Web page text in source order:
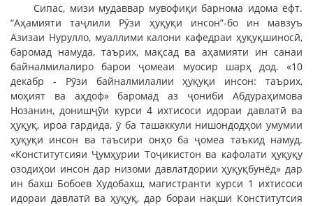
Сипас, мизи мудаввар мувофиқи барнома идома ёфт.
“Аҳамияти таҷлили Рӯзи ҳуқуқи инсон”-бо ин мавзуъ
Азизаи Нурулло, муаллими калони кафедраи ҳуқуқшиносӣ,
баромад намуда, таърих, мақсад ва аҳамияти ин санаи
байналмилалиро барои ҷомеаи муосир шарҳ дод. «10
декабр - Рӯзи байналмилалии ҳуқуқи инсон: таърих,
моҳият ва аҳдоф» баромад аз ҷониби Абдураҳимова
Нозанин, донишҷӯи курси 4 ихтисоси идораи давлатӣ ва
ҳуқуқ, ироа гардида, ӯ ба ташаккули нишондодҳои умумии
ҳуқуқи инсон ва таъсири онҳо ба ҷомеа таъкид намуд.
«Конститутсияи Ҷумҳурии Тоҷикистон ва кафолати ҳуқуқу
озодиҳои инсон дар низоми давлатдории ҳуқуқбунёд» дар
ин бахш Бобоев Худобахш, магистранти курси 1 ихтисоси
идораи давлатӣ ва ҳуқуқ, дар бораи нақши Конститутсия